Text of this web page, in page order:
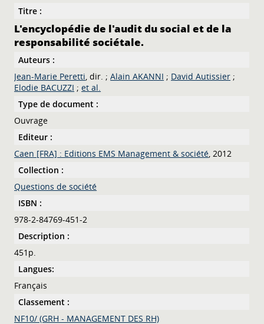
Titre :
L'encyclopédie de l'audit du social et de la
responsabilité sociétale.
Auteurs :
Jean-Marie Peretti
, dir. ;Alain AKANNI ; David Autissier ;
Elodie BACUZZI ;et al.
Type de document :
Ouvrage
Editeur :
Caen [FRA] : Editions EMS Management & société, 2012
Collection :
Questions de société
ISBN :
978-2-84769-451-2
Description :
451p.
Langues:
Français
Classement :
NF10/ (GRH - MANAGEMENT DES RH)